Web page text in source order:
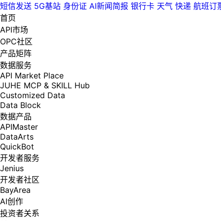
短信发送 5G基站 身份证 AI新闻简报 银行卡 天气 快递 航班订
首页
API市场
OPC社区
产品矩阵
数据服务
API Market Place
JUHE MCP & SKILL Hub
Customized Data
Data Block
数据产品
APIMaster
DataArts
QuickBot
开发者服务
Jenius
开发者社区
BayArea
AI创作
投资者关系